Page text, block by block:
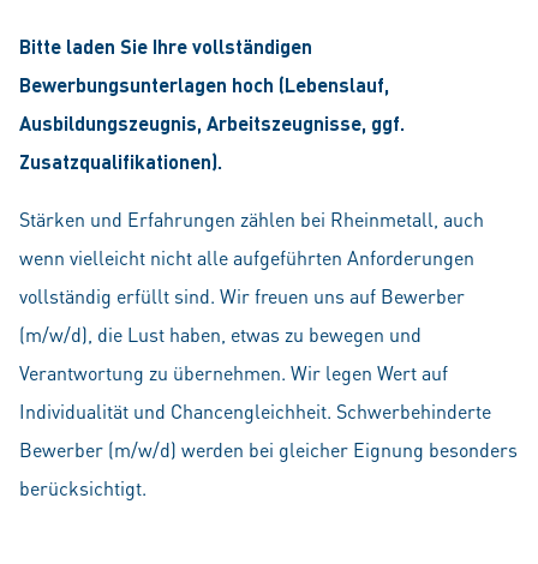
Bitte laden Sie Ihre vollständigen
Bewerbungsunterlagen hoch (Lebenslauf,
Ausbildungszeugnis, Arbeitszeugnisse, ggf.
Zusatzqualifikationen).
Stärken und Erfahrungen zählen bei Rheinmetall, auch
wenn vielleicht nicht alle aufgeführten Anforderungen
vollständig erfüllt sind. Wir freuen uns auf Bewerber
(m/w/d), die Lust haben, etwas zu bewegen und
Verantwortung zu übernehmen. Wir legen Wert auf
Individualität und Chancengleichheit. Schwerbehinderte
Bewerber (m/w/d) werden bei gleicher Eignung besonders
berücksichtigt.